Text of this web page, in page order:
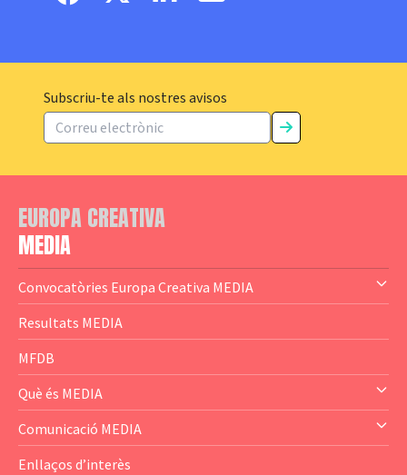
Subscriu-te als nostres avisos
EUROPA CREATIVA
MEDIA
Convocatòries Europa Creativa MEDIA
— Content Cluster
— Business Cluster
— Audience Cluster
— Altres
Resultats MEDIA
MFDB
Què és MEDIA
— El subprograma MEDIA
— Agència Executiva
Comunicació MEDIA
— Estrenes a Catalunya
Enllaços d’interès